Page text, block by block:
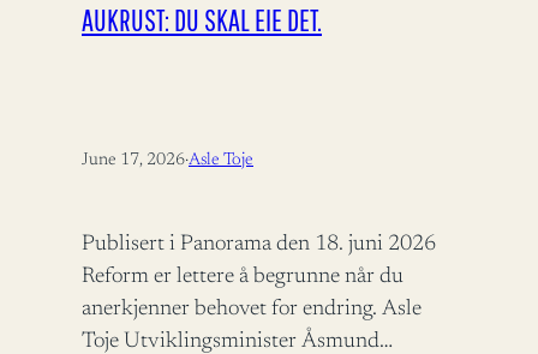
AUKRUST: DU SKAL EIE DET.
June 17, 2026·Asle Toje
Publisert i Panorama den 18. juni 2026
Reform er lettere å begrunne når du
anerkjenner behovet for endring. Asle
Toje Utviklingsminister Åsmund